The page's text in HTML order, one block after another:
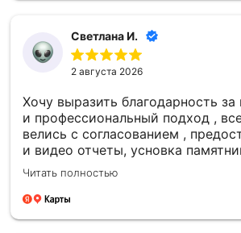
«Синай‑С» за чуткость,
проделанную работу! 🙏
Светлана И.
2 августа 2026
Хочу выразить благодарность за
и профессиональный подход ,
велись с согласованием ,
и видео отчеты, усновка
качественная , большое спасибо
Читать полностью